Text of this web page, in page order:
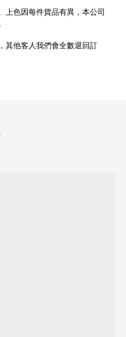
上色因每件貨品有異，本公司
其他客人我們會全數退回訂